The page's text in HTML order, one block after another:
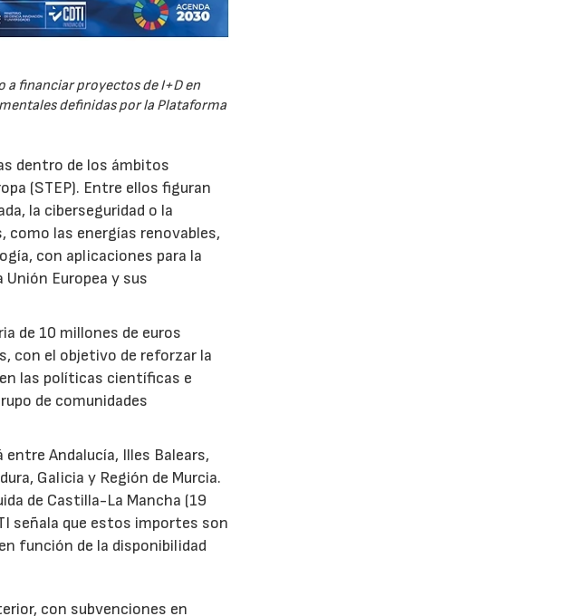
a financiar proyectos de I+D en
definidas por la Plataforma
dentro de los ámbitos
(STEP). Entre ellos figuran
la ciberseguridad o la
las energías renovables,
con aplicaciones para la
Europea y sus
de 10 millones de euros
con el objetivo de reforzar la
las políticas científicas e
de comunidades
Andalucía, Illes Balears,
Galicia y Región de Murcia.
de Castilla-La Mancha (19
señala que estos importes son
función de la disponibilidad
con subvenciones en